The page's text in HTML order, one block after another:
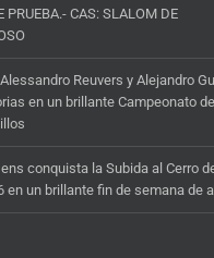
PRUEBA.- CAS: SLALOM DE
Reuvers y Alejandro
en un brillante Campeonato
conquista la Subida al Cerro
en un brillante fin de semana de